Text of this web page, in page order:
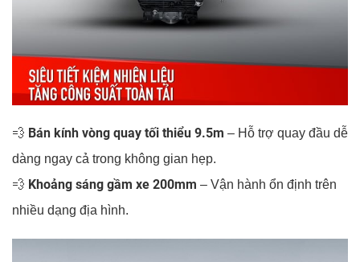
💨 Bán kính vòng quay tối thiểu 9.5m – Hỗ trợ quay đầu dễ
dàng ngay cả trong không gian hẹp.
💨 Khoảng sáng gầm xe 200mm – Vận hành ổn định trên
nhiều dạng địa hình.